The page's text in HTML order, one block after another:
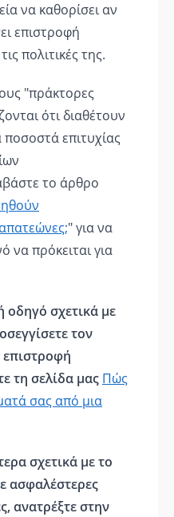
να καθορίσει αν
επιστροφή
πολιτικές της.
"πράκτορες
ότι διαθέτουν
επιτυχίας
το άρθρο
" για να
να πρόκειται για
οδηγό σχετικά με
τον
τη σελίδα μας Πώς
σας από μια
σχετικά με το
ασφαλέστερες
ανατρέξτε στην